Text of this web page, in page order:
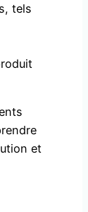
tels
et